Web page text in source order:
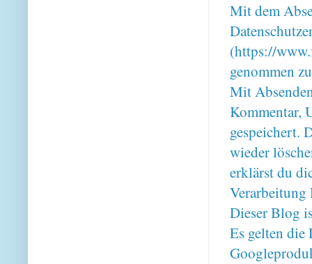
Mit dem
(https://
genommen
Mit
Kommentar,
gespeichert.
wieder
erklärst du
Verarbeitung
Dieser Blog
Es gelten